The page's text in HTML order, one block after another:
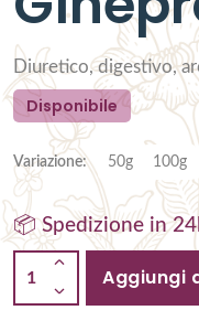
Diuretico, digestivo,
Disponibile
Variazione: 50g 100g
📦 Spedizione in
1 Aggiungi